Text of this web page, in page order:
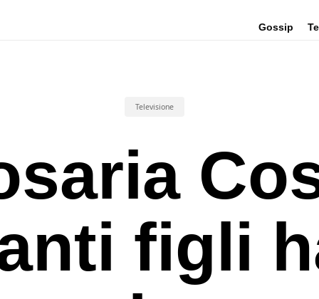
Gossip
Televisione
figli